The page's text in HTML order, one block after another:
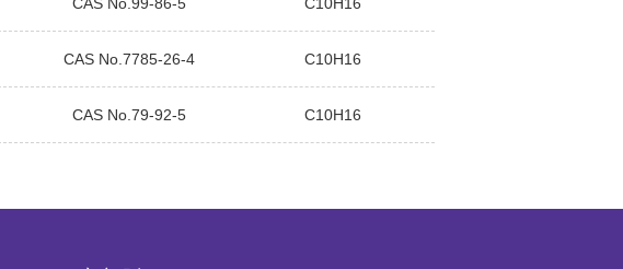
CAS No.7785-26-4 C10H16
CAS No.79-92-5 C10H16